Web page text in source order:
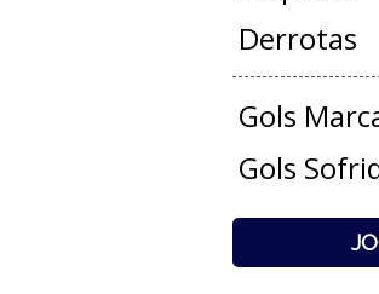
Derrotas
Gols
Gols